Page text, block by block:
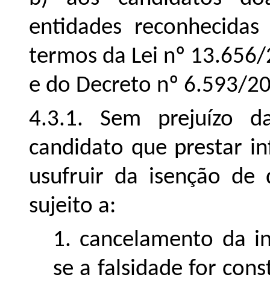
entidades
termos da Lei nº
e do Decreto nº 6.593/
4.3.1. Sem prejuízo
candidato que prestar
usufruir da isenção
sujeito a:
1. cancelamento da
se a falsidade for